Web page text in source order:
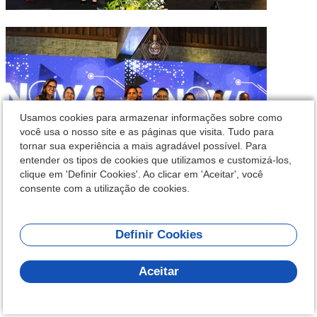
1º – Sistema Integrado Municipal de São Vicente (SIM SV)
Carolina Aparecida Lirola
Secretarias de Serviços Públicos e de Esportes e Lazer
Usamos cookies para armazenar informações sobre como
você usa o nosso site e as páginas que visita. Tudo para
tornar sua experiência a mais agradável possível. Para
entender os tipos de cookies que utilizamos e customizá-los,
clique em 'Definir Cookies'. Ao clicar em 'Aceitar', você
consente com a utilização de cookies.
Definir Cookies
Aceitar
Olá! Como
posso te ajudar?